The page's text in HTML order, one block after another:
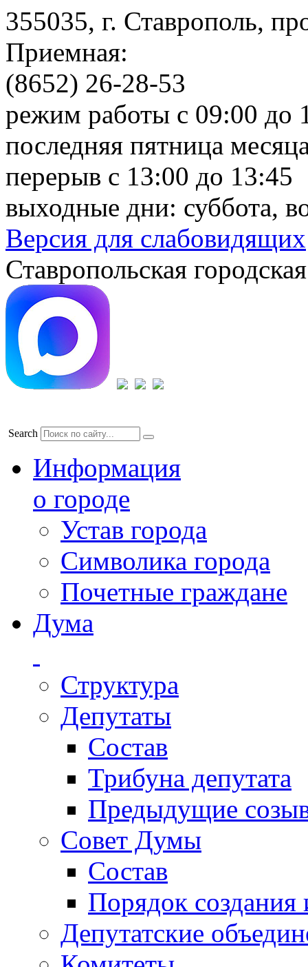
355035, г. Ставрополь,
Приемная:
(8652) 26-28-53
режим работы с 09:00 до
последняя пятница
перерыв с 13:00 до 13:45
выходные дни: суббота,
Версия для слабовидящих
Ставропольская
Search
Информация
о городе
Устав города
Символика города
Почетные граждане
Дума
Структура
Депутаты
Состав
Трибуна депутата
Предыдущие
Совет Думы
Состав
Порядок создания
Депутатские